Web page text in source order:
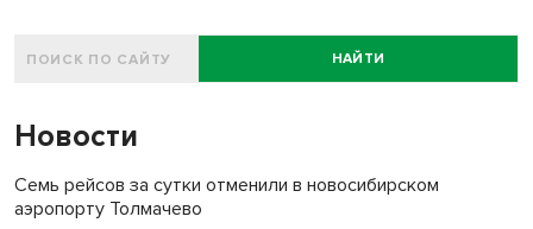
НАЙТИ
Новости
Семь рейсов за сутки отменили в новосибирском
аэропорту Толмачево